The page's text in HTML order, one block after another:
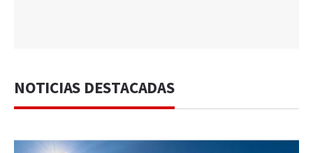
NOTICIAS DESTACADAS